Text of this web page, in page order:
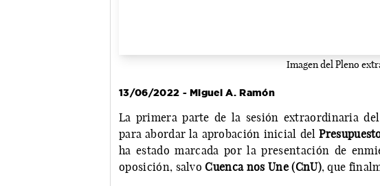
Imagen del Pleno
13/06/2022 - Miguel A. Ramón
La primera parte de la sesión extraordinaria
para abordar la aprobación inicial del
ha estado marcada por la presentación de
oposición, salvoCuenca nos Une (CnU), que